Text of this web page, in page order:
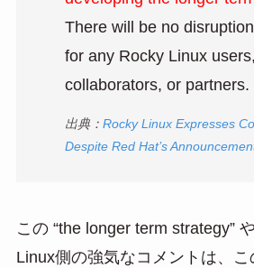
There will be no
for any Rocky Linux users,
collaborators, or partners.
出典： Rocky Linux Expresses
Despite Red Hat’s
この “the longer term strategy”
Linux側の強気なコメントは、